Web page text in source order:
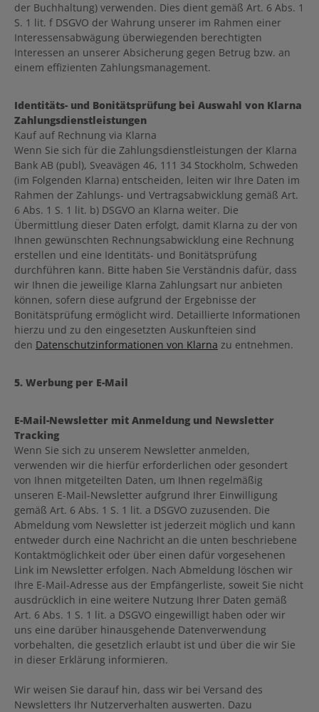
der Buchhaltung) verwenden. Dies dient gemäß Art. 6 Abs. 1
S. 1 lit. f DSGVO der Wahrung unserer im Rahmen einer
Interessensabwägung überwiegenden berechtigten
Interessen an unserer Absicherung gegen Betrug bzw. an
einem effizienten Zahlungsmanagement.
Identitäts- und Bonitätsprüfung bei Auswahl von Klarna
Zahlungsdienstleistungen
Kauf auf Rechnung via Klarna
Wenn Sie sich für die Zahlungsdienstleistungen der Klarna
Bank AB (publ), Sveavägen 46, 111 34 Stockholm, Schweden
(im Folgenden Klarna) entscheiden, leiten wir Ihre Daten im
Rahmen der Zahlungs- und Vertragsabwicklung gemäß Art.
6 Abs. 1 S. 1 lit. b) DSGVO an Klarna weiter. Die
Übermittlung dieser Daten erfolgt, damit Klarna zu der von
Ihnen gewünschten Rechnungsabwicklung eine Rechnung
erstellen und eine Identitäts- und Bonitätsprüfung
durchführen kann. Bitte haben Sie Verständnis dafür, dass
wir Ihnen die jeweilige Klarna Zahlungsart nur anbieten
können, sofern diese aufgrund der Ergebnisse der
Bonitätsprüfung ermöglicht wird. Detaillierte Informationen
hierzu und zu den eingesetzten Auskunfteien sind
den Datenschutzinformationen von Klarna zu entnehmen.
5. Werbung per E-Mail
E-Mail-Newsletter mit Anmeldung und Newsletter
Tracking
Wenn Sie sich zu unserem Newsletter anmelden,
verwenden wir die hierfür erforderlichen oder gesondert
von Ihnen mitgeteilten Daten, um Ihnen regelmäßig
unseren E-Mail-Newsletter aufgrund Ihrer Einwilligung
gemäß Art. 6 Abs. 1 S. 1 lit. a DSGVO zuzusenden. Die
Abmeldung vom Newsletter ist jederzeit möglich und kann
entweder durch eine Nachricht an die unten beschriebene
Kontaktmöglichkeit oder über einen dafür vorgesehenen
Link im Newsletter erfolgen. Nach Abmeldung löschen wir
Ihre E-Mail-Adresse aus der Empfängerliste, soweit Sie nicht
ausdrücklich in eine weitere Nutzung Ihrer Daten gemäß
Art. 6 Abs. 1 S. 1 lit. a DSGVO eingewilligt haben oder wir
uns eine darüber hinausgehende Datenverwendung
vorbehalten, die gesetzlich erlaubt ist und über die wir Sie
in dieser Erklärung informieren.
Wir weisen Sie darauf hin, dass wir bei Versand des
Newsletters Ihr Nutzerverhalten auswerten. Dazu